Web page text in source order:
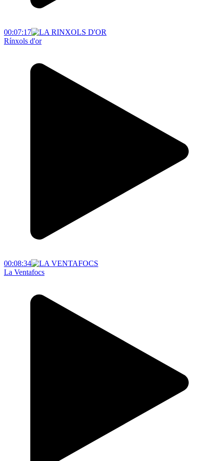
00:07:17
Rínxols d'or
00:08:34
La Ventafocs